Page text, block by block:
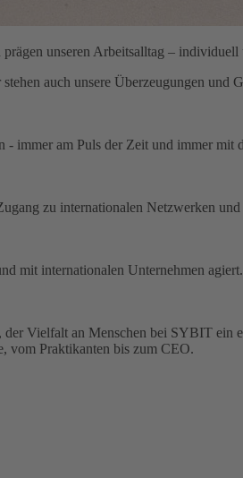
unseren Arbeitsalltag – individuell
auch unsere Überzeugungen und
immer am Puls der Zeit und immer mit
zu internationalen Netzwerken und
mit internationalen Unternehmen
der Vielfalt an Menschen bei SYBIT ein
vom Praktikanten bis zum CEO.